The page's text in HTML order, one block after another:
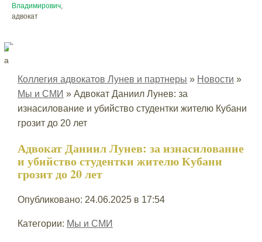
Владимирович,
адвокат
Коллегия адвокатов Лунев и партнеры » Новости »
Мы и СМИ » Адвокат Даниил Лунев: за
изнасилование и убийство студентки жителю Кубани
грозит до 20 лет
Адвокат Даниил Лунев: за изнасилование
и убийство студентки жителю Кубани
грозит до 20 лет
Опубликовано: 24.06.2025 в 17:54
Категории: Мы и СМИ